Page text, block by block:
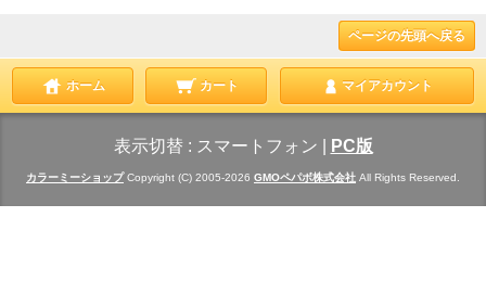
ページの先頭へ戻る
ホーム カート マイアカウント
表示切替 : スマートフォン PC版
カラーミーショップCopyright (C) 2005-2026 GMOペパボ株式会社 All Rights Reserved.